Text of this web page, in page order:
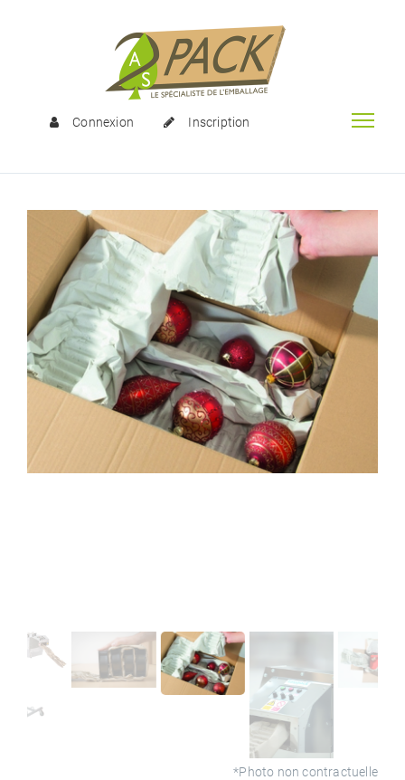
Connexion Inscription
*Photo non contractuelle